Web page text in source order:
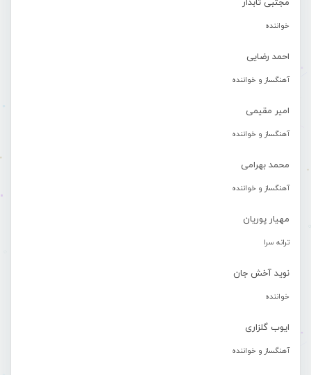
مجتبی تابدار
خواننده
احمد رضایی
آهنگساز و خواننده
امیر مقیمی
آهنگساز و خواننده
محمد بهرامی
آهنگساز و خواننده
مهیار پوریان
ترانه سرا
نوید آخش جان
خواننده
ایوب گلزاری
آهنگساز و خواننده